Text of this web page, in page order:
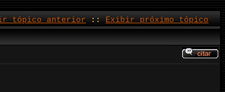
tópico anterior :: Exibir próximo tópico